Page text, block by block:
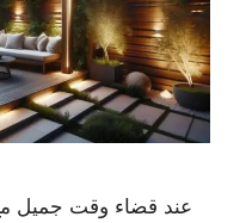
عند قضاء وقت جميل